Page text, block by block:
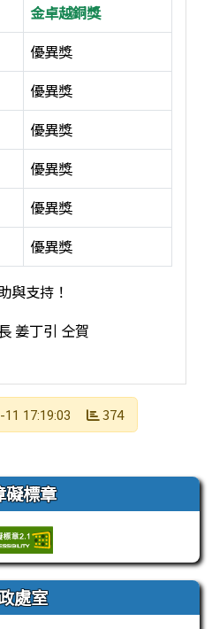
金卓越銅獎
優異獎
優異獎
優異獎
優異獎
優異獎
優異獎
與支持！
姜丁引 仝賀
17:19:03 374
礙標章
處室